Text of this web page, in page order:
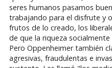
seres humanos pasamos
trabajando para el disfrute y
frutos de lo creado, los
de que la riqueza
Pero Oppenheimer también
agresivas, fraudulentas e